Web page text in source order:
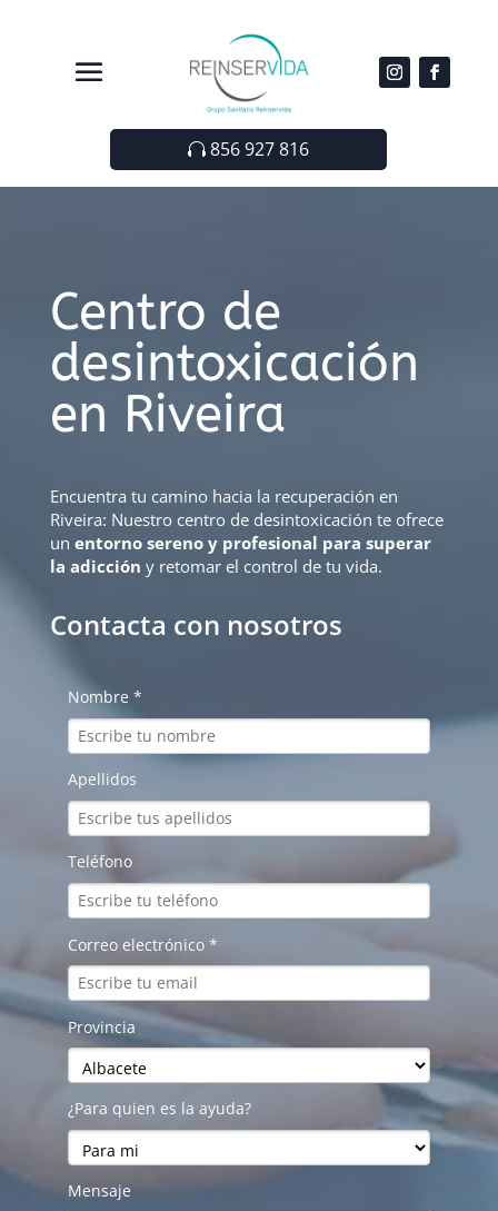
856 927 816
Centro de
desintoxicación
en Riveira
Encuentra tu camino hacia la recuperación en
Riveira: Nuestro centro de desintoxicación te ofrece
un entorno sereno y profesional para superar
la adicción y retomar el control de tu vida.
Contacta con nosotros